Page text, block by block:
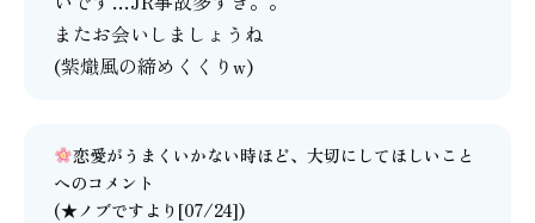
またお会いしましょうね
(紫熾風の締めくくりw)
恋愛がうまくいかない時ほど、大切にしてほしいこと
へのコメント
(★ノブですより[07/24])